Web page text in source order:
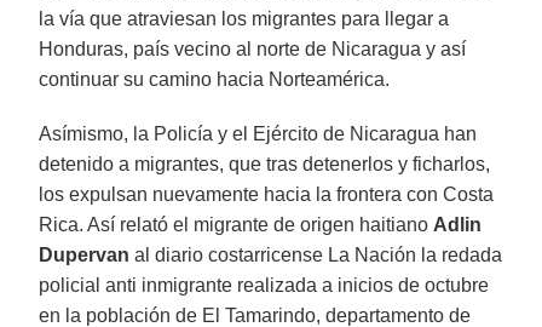
la vía que atraviesan los migrantes para llegar a
Honduras, país vecino al norte de Nicaragua y así
continuar su camino hacia Norteamérica.
Asímismo, la Policía y el Ejército de Nicaragua han
detenido a migrantes, que tras detenerlos y ficharlos,
los expulsan nuevamente hacia la frontera con Costa
Rica. Así relató el migrante de origen haitiano Adlin
Dupervan al diario costarricense La Nación la redada
policial anti inmigrante realizada a inicios de octubre
en la población de El Tamarindo, departamento de